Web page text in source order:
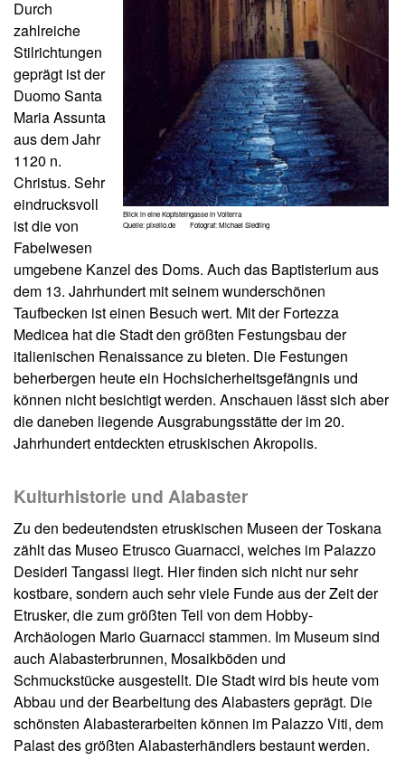
Blick in eine Kopfsteingasse in Volterra
Quelle: pixelio.de Fotograf: Michael Siedling
Durch
zahlreiche
Stilrichtungen
geprägt ist der
Duomo Santa
Maria Assunta
aus dem Jahr
1120 n.
Christus. Sehr
eindrucksvoll
ist die von
Fabelwesen
umgebene Kanzel des Doms. Auch das Baptisterium aus
dem 13. Jahrhundert mit seinem wunderschönen
Taufbecken ist einen Besuch wert. Mit der Fortezza
Medicea hat die Stadt den größten Festungsbau der
italienischen Renaissance zu bieten. Die Festungen
beherbergen heute ein Hochsicherheitsgefängnis und
können nicht besichtigt werden. Anschauen lässt sich aber
die daneben liegende Ausgrabungsstätte der im 20.
Jahrhundert entdeckten etruskischen Akropolis.
Kulturhistorie und Alabaster
Zu den bedeutendsten etruskischen Museen der Toskana
zählt das Museo Etrusco Guarnacci, welches im Palazzo
Desideri Tangassi liegt. Hier finden sich nicht nur sehr
kostbare, sondern auch sehr viele Funde aus der Zeit der
Etrusker, die zum größten Teil von dem Hobby-
Archäologen Mario Guarnacci stammen. Im Museum sind
auch Alabasterbrunnen, Mosaikböden und
Schmuckstücke ausgestellt. Die Stadt wird bis heute vom
Abbau und der Bearbeitung des Alabasters geprägt. Die
schönsten Alabasterarbeiten können im Palazzo Viti, dem
Palast des größten Alabasterhändlers bestaunt werden.